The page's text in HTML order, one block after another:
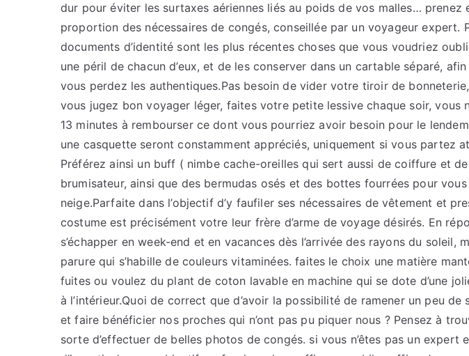
dur pour éviter les surtaxes aériennes liés au poids de vos malles… prenez
proportion des nécessaires de congés, conseillée par un voyageur expert.
documents d’identité sont les plus récentes choses que vous voudriez
une péril de chacun d’eux, et de les conserver dans un cartable séparé, afin
vous perdez les authentiques.Pas besoin de vider votre tiroir de
vous jugez bon voyager léger, faites votre petite lessive chaque soir, vous
13 minutes à rembourser ce dont vous pourriez avoir besoin pour le
une casquette seront constamment appréciés, uniquement si vous partez
Préférez ainsi un buff ( nimbe cache-oreilles qui sert aussi de coiffure et
brumisateur, ainsi que des bermudas osés et des bottes fourrées pour
neige.Parfaite dans l’objectif d’y faufiler ses nécessaires de vêtement et
costume est précisément votre leur frère d’arme de voyage désirés. En
s’échapper en week-end et en vacances dès l’arrivée des rayons du soleil,
parure qui s’habille de couleurs vitaminées. faites le choix une matière
fuites ou voulez du plant de coton lavable en machine qui se dote d’une
à l’intérieur.Quoi de correct que d’avoir la possibilité de ramener un peu de
et faire bénéficier nos proches qui n’ont pas pu piquer nous ? Pensez à
sorte d’effectuer de belles photos de congés. si vous n’êtes pas un expert